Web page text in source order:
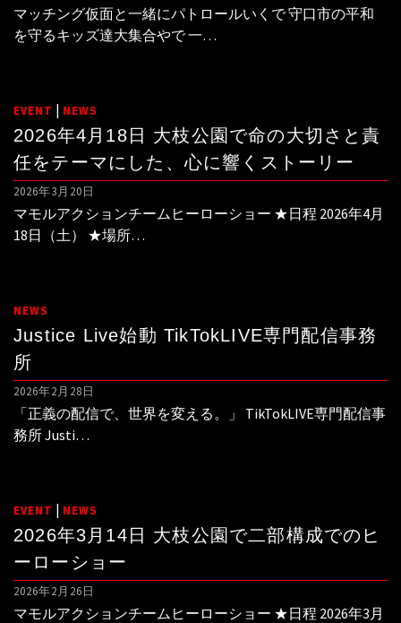
マッチング仮面と一緒にパトロールいくで 守口市の平和
を守るキッズ達大集合やで 一…
EVENT | NEWS
2026年4月18日 大枝公園で命の大切さと責
任をテーマにした、心に響くストーリー
2026年3月20日
マモルアクションチームヒーローショー ★日程 2026年4月
18日（土） ★場所…
NEWS
Justice Live始動 TikTokLIVE専門配信事務
所
2026年2月28日
「正義の配信で、世界を変える。」 TikTokLIVE専門配信事
務所 Justi…
EVENT | NEWS
2026年3月14日 大枝公園で二部構成でのヒ
ーローショー
2026年2月26日
マモルアクションチームヒーローショー ★日程 2026年3月